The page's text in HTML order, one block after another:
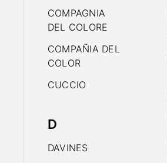
COMPAGNIA
DEL COLORE
COMPAÑIA DEL
COLOR
CUCCIO
D
DAVINES